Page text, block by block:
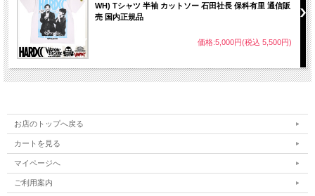
WH) Tシャツ 半袖 カットソー 石田社長 保科有里 通信販
売 国内正規品
価格:5,000円(税込 5,500円)
お店のトップへ戻る
カートを見る
マイページへ
ご利用案内